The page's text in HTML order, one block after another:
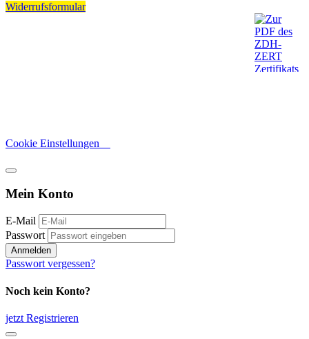
Widerrufsformular
Cookie Einstellungen
Mein Konto
E-Mail
Passwort
Anmelden
Passwort vergessen?
Noch kein Konto?
jetzt Registrieren